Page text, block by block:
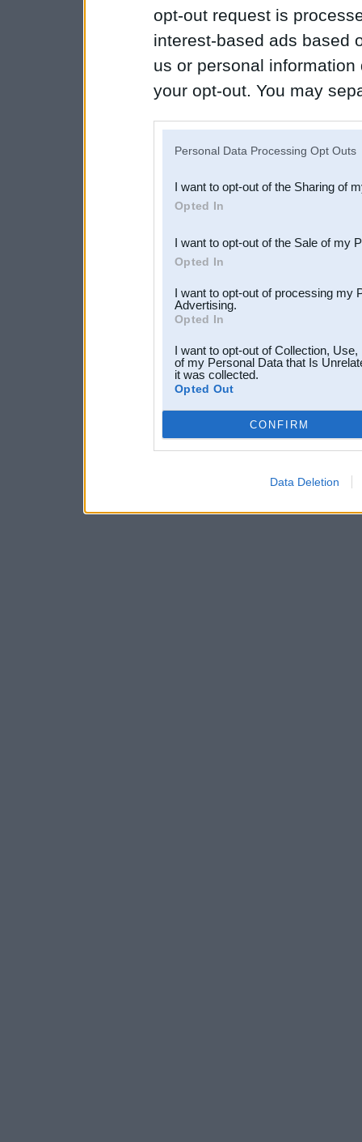
opt-out request is
interest-based ads based
us or personal
your opt-out. You may
Downstream Participants
third parties.
Personal Data Processing Opt Outs
I want to opt-out of the Sharing of
Opted In
I want to opt-out of the Sale of my
Opted In
I want to opt-out of processing my
Advertising.
Opted In
I want to opt-out of Collection,
of my Personal Data that Is
it was collected.
Opted Out
CONFIRM
Data Deletion